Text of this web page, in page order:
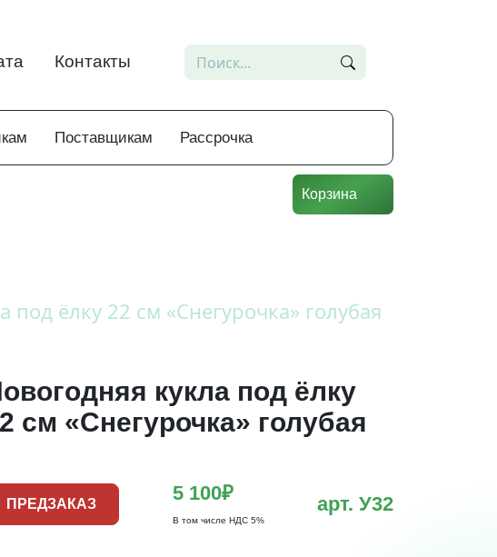
Контакты
Поставщикам Рассрочка
Корзина
под ёлку 22 см «Снегурочка» голубая
кукла под ёлку
см «Снегурочка» голубая
ПРЕДЗАКАЗ 5 100₽
В том числе НДС 5%
арт. У32